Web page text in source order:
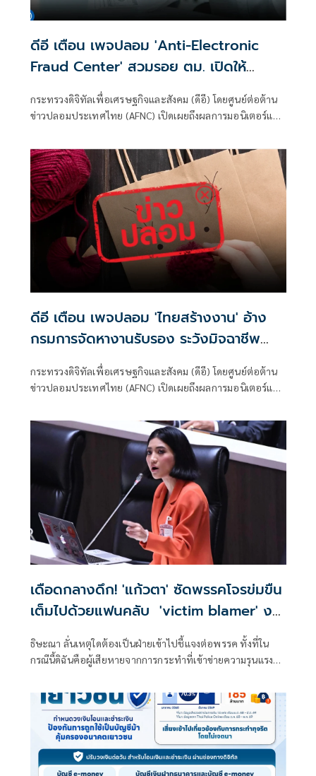
ดีอี เตือน เพจปลอม 'Anti-Electronic
Fraud Center' สวมรอย ตม. เปิดให้
ติดตามรับเงินคืนจาก 'สแกมเมอร์' ระวัง
สูญเงิน-ข้อมูลส่วนบุคคล
กระทรวงดิจิทัลเพื่อเศรษฐกิจและสังคม (ดีอี) โดยศูนย์ต่อต้าน
ข่าวปลอมประเทศไทย (AFNC) เปิดเผยถึงผลการมอนิเตอร์และ
ปัญหาภัยความมั่นคงและภัยทางสังคมของนายไชยชนก ชิดชอบ
รัฐมนตรีว่าการกระทรวงดิจิทัลเพื่อเศรษฐกิจและสังคม (ดีอี)
โดยยกระดับความสำคัญเรื่องการสร้างความตระหนักรู้เท่าทัน
ภัยอาชญากรรมทางเทคโนโลยี ข่าวปลอม และข้อมูลบิดเบือน
ดีอี เตือน เพจปลอม 'ไทยสร้างงาน' อ้าง
กรมการจัดหางานรับรอง ระวังมิจฉาชีพ
หลอก สูญเงิน-ข้อมูลส่วนบุคคล
กระทรวงดิจิทัลเพื่อเศรษฐกิจและสังคม (ดีอี) โดยศูนย์ต่อต้าน
ข่าวปลอมประเทศไทย (AFNC) เปิดเผยถึงผลการมอนิเตอร์และ
ปัญหาภัยความมั่นคงและภัยทางสังคมของนายไชยชนก ชิดชอบ
รัฐมนตรีว่าการกระทรวงดิจิทัลเพื่อเศรษฐกิจและสังคม (ดีอี)
โดยยกระดับความสำคัญเรื่องการสร้างความตระหนักรู้เท่าทัน
ภัยอาชญากรรมทางเทคโนโลยี ข่าวปลอม และข้อมูลบิดเบือน
เดือดกลางดึก! 'แก้วตา' ซัดพรรคโจรข่มขืน
เต็มไปด้วยแฟนคลับ 'victim blamer' งง
ผลักภาระผู้เสียหายพิสูจน์ตัว
ธิษะณา ลั่นเหตุใดต้องเป็นฝ่ายเข้าไปชี้แจงต่อพรรค ทั้งที่ใน
กรณีนี้ดิฉันคือผู้เสียหายจากการกระทำที่เข้าข่ายความรุนแรง